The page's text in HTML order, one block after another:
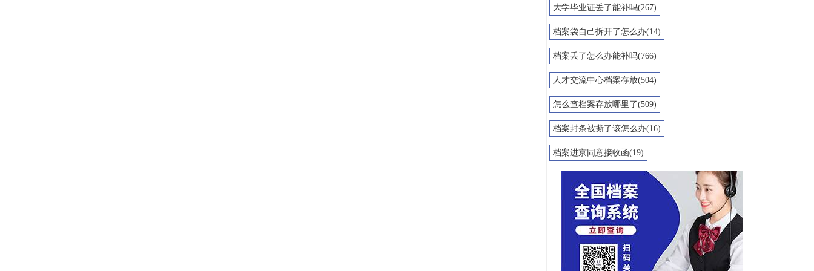
大学毕业证丢了能补吗(267)
档案袋自己拆开了怎么办(14)
档案丢了怎么办能补吗(766)
人才交流中心档案存放(504)
怎么查档案存放哪里了(509)
档案封条被撕了该怎么办(16)
档案进京同意接收函(19)